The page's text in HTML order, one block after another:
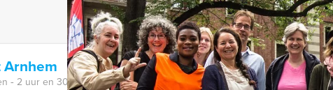
‐ 2 uur en 30 minuten